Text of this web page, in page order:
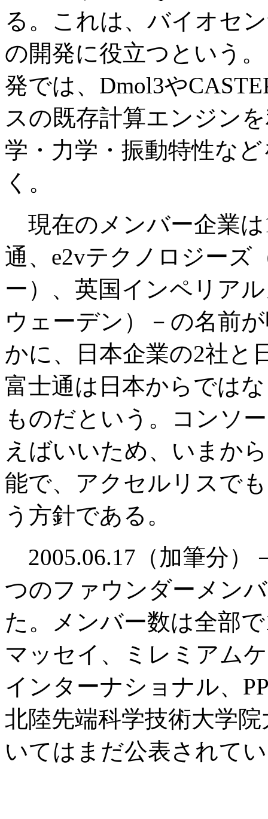
る。これは、バイオセ
の開発に役立つという
発では、Dmol3や
スの既存計算エンジン
学・力学・振動特性な
く。
現在のメンバー企業
通、e2vテクノロジーズ
ー）、英国インペリア
ウェーデン）－の名前
かに、日本企業の2社と
富士通は日本からでは
ものだという。コンソ
えばいいため、いまか
能で、アクセルリスで
う方針である。
2005.06.17（加筆分）
つのファウンダーメン
た。メンバー数は全部
マッセイ、ミレミアム
インターナショナル、
北陸先端科学技術大学
いてはまだ公表されて